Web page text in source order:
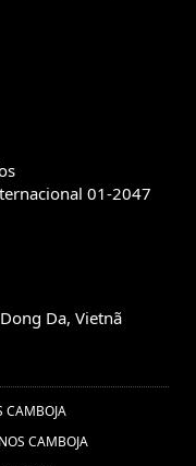
01-2047
Da, Vietnã
CAMBOJA
CAMBOJA